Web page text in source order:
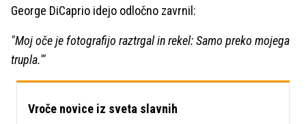
George DiCaprio idejo odločno zavrnil:
"Moj oče je fotografijo raztrgal in rekel: Samo preko mojega
trupla.'"
Vroče novice iz sveta slavnih